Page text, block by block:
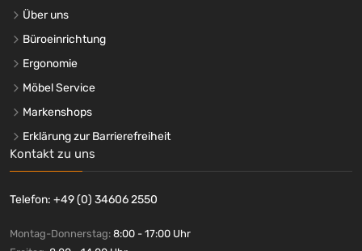
Über uns
Büroeinrichtung
Ergonomie
Möbel Service
Markenshops
Erklärung zur Barrierefreiheit
Kontakt zu uns
Telefon: +49 (0) 34606 2550
Montag-Donnerstag: 8:00 - 17:00 Uhr